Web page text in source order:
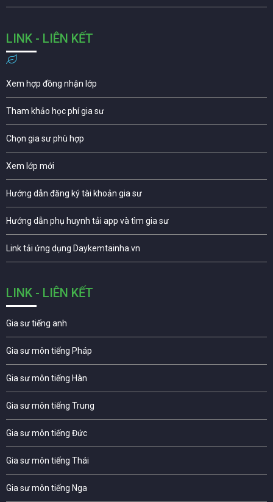
LINK - LIÊN KẾT
Xem hợp đồng nhận lớp
Tham khảo học phí gia sư
Chọn gia sư phù hợp
Xem lớp mới
Hướng dẫn đăng ký tài khoản gia sư
Hướng dẫn phụ huynh tải app và tìm gia sư
Link tải ứng dụng Daykemtainha.vn
LINK - LIÊN KẾT
Gia sư tiếng anh
Gia sư môn tiếng Pháp
Gia sư môn tiếng Hàn
Gia sư môn tiếng Trung
Gia sư môn tiếng Đức
Gia sư môn tiếng Thái
Gia sư môn tiếng Nga